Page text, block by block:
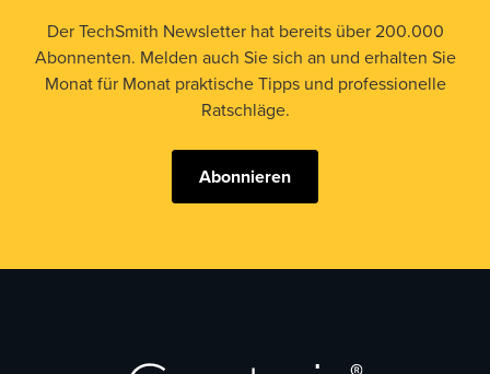
Der TechSmith Newsletter hat bereits über 200.000
Abonnenten. Melden auch Sie sich an und erhalten Sie
Monat für Monat praktische Tipps und professionelle
Ratschläge.
Abonnieren